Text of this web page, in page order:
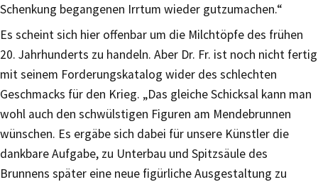
Schenkung begangenen Irrtum wieder gutzumachen.“
Es scheint sich hier offenbar um die Milchtöpfe des frühen
20. Jahrhunderts zu handeln. Aber Dr. Fr. ist noch nicht fertig
mit seinem Forderungskatalog wider des schlechten
Geschmacks für den Krieg. „Das gleiche Schicksal kann man
wohl auch den schwülstigen Figuren am Mendebrunnen
wünschen. Es ergäbe sich dabei für unsere Künstler die
dankbare Aufgabe, zu Unterbau und Spitzsäule des
Brunnens später eine neue figürliche Ausgestaltung zu